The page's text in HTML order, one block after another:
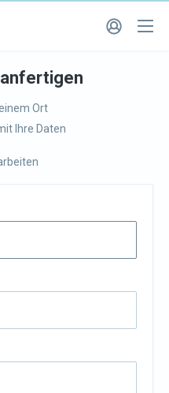
Ort
Ihre Daten